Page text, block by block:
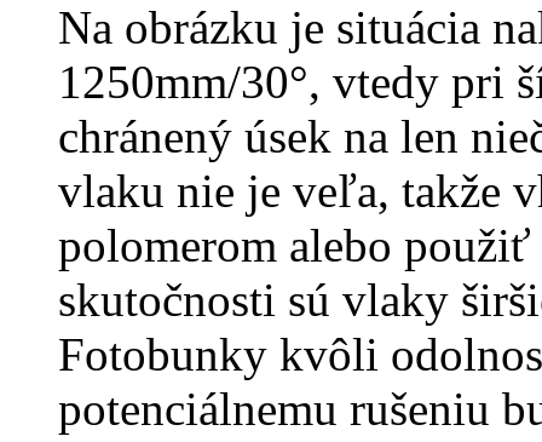
Na obrázku je situácia
1250mm/30°, vtedy pri
chránený úsek na len
vlaku nie je veľa, takže
polomerom alebo
skutočnosti sú vlaky
Fotobunky kvôli
potenciálnemu rušeniu